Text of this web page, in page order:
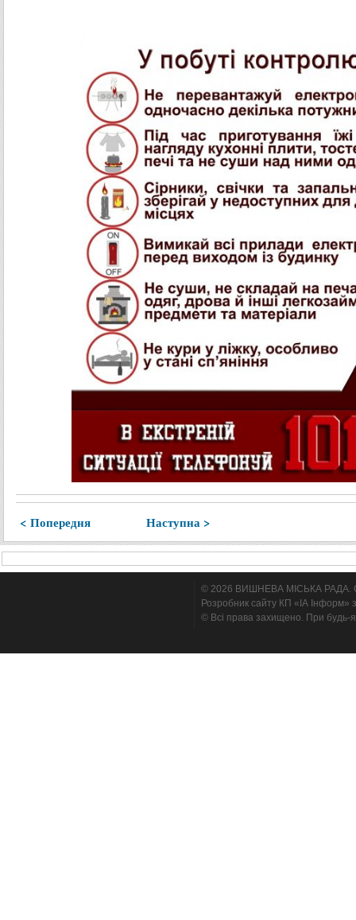
< Попередня Наступна >
© 2026 ВИШНЕВА МІСЬКА РАДА.
Розробник сайту КП «ІА Інформ»
© Всі права захищено. При будь-